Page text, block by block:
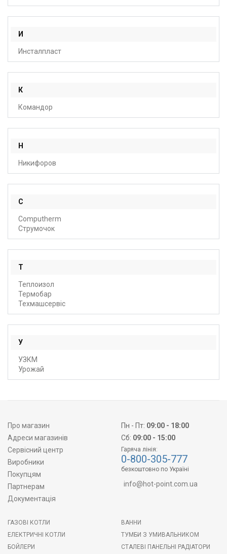
И
Инсталпласт
К
Командор
Н
Никифоров
С
Сomputherm
Струмочок
Т
Теплоизол
Термобар
Техмашсервіс
У
УЗКМ
Урожай
Про магазин
Адреси магазинів
Сервісний центр
Виробники
Покупцям
Партнерам
Документація
Пн - Пт: 09:00 - 18:00
Сб: 09:00 - 15:00
Гаряча лінія:
0-800-305-777
безкоштовно по Україні
info@hot-point.com.ua
ГАЗОВІ КОТЛИ
ЕЛЕКТРИЧНІ КОТЛИ
БОЙЛЕРИ
ВАННИ
ТУМБИ З УМИВАЛЬНИКОМ
СТАЛЕВІ ПАНЕЛЬНІ РАДІАТОРИ